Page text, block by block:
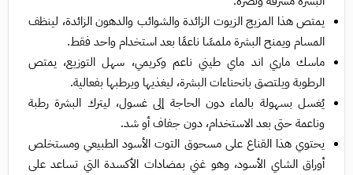
يمتص هذا المزيج الزيوت الزائدة والشوائب والدهون الزائدة، لينظف
المسام ويمنح البشرة ملمسًا ناعمًا بعد استخدام واحد فقط.
ماسك ماري اند ماي طيني ناعم وكريمي، سهل التوزيع، يمتص
الرطوبة ويلتصق بانحناءات البشرة، ليغذيها ويرطبها بفعالية.
يُغسل بسهولة بالماء دون الحاجة إلى غسول، ليترك البشرة رطبة
وناعمة حتى بعد الاستخدام، دون جفاف أو شد.
يحتوي هذا القناع على مسحوق التوت الأسود الطبيعي ومستخلص
أوراق الشاي الأسود، وهو غني بمضادات الأكسدة التي تساعد على